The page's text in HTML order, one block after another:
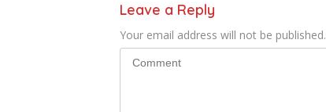
Leave a Reply
Your email address will not be published.